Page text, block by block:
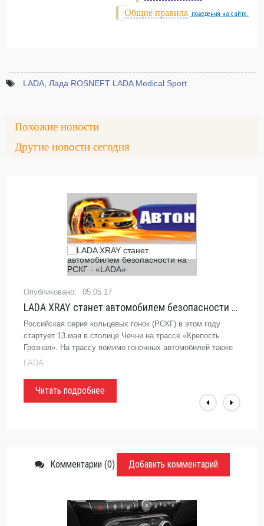
Общие правила поведения на сайте.
LADA Лада ROSNEFT LADA Medical Sport
Похожие новости
Другие новости сегодня
05.05.17
LADA XRAY станет автомобилем безопасности на РСКГ - «LADA»
Российская серия кольцевых гонок (РСКГ) в этом году
стартует 13 мая в столице Чечни на трассе «Крепость
Грозная». На трассу помимо гоночных автомобилей также
выедут три автомобиля безопасности: Safety Car, Leading
LADA
Читать подробнее
Комментарии (0) Добавить комментарий